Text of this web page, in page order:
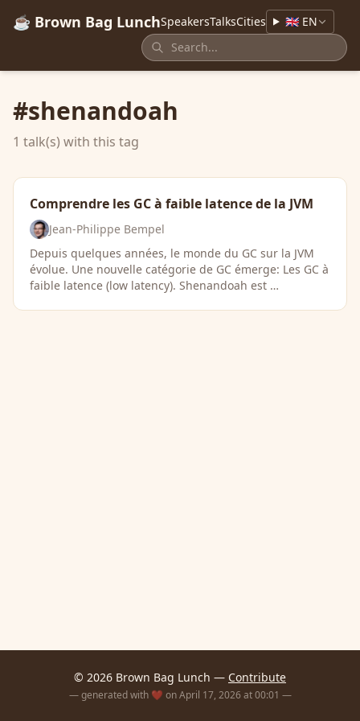
☕ Brown Bag LunchSpeakersTalksCities 🇬🇧 EN
#shenandoah
1 talk(s) with this tag
Comprendre les GC à faible latence de la JVM
Jean-Philippe Bempel
Depuis quelques années, le monde du GC sur la JVM
évolue. Une nouvelle catégorie de GC émerge: Les GC à
faible latence (low latency). Shenandoah est …
© 2026 Brown Bag Lunch — Contribute
— generated with ❤️ on April 17, 2026 at 00:01 —